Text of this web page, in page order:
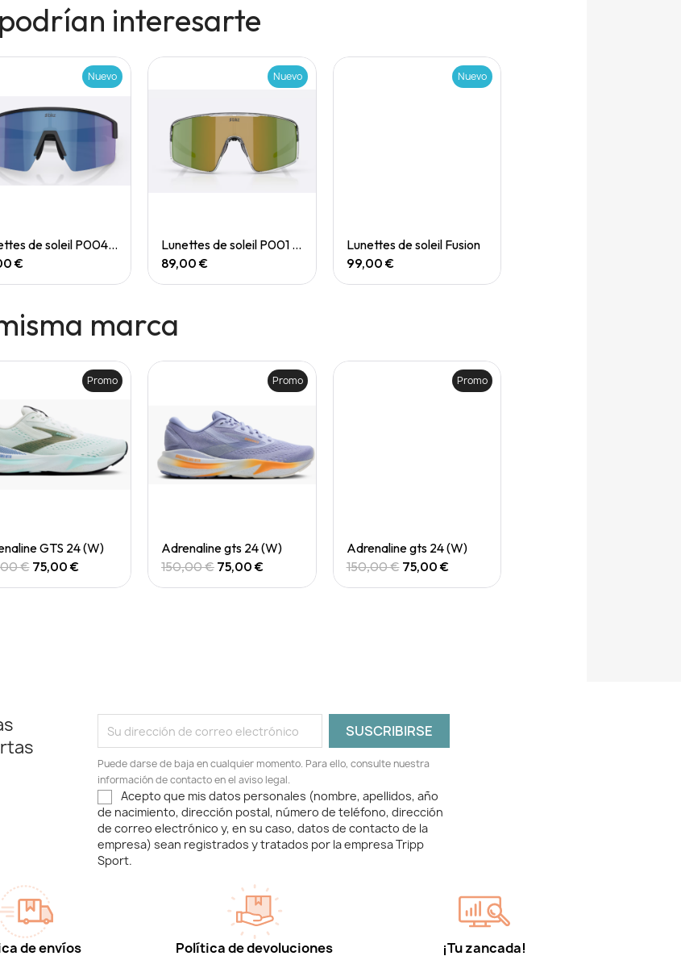
interesarte
Quick View
Nuevo
Lunettes de soleil P004 Small
€
Quick View
Nuevo
Lunettes de soleil P001 Small
89,00 €
Quick View
Nuevo
Lunettes de soleil Fusion
99,00 €
marca
Quick View
Promo
GTS 24 (W)
€ 75,00 €
Quick View
Promo
Adrenaline gts 24 (W)
150,00 € 75,00 €
Quick View
Promo
Adrenaline gts 24 (W)
150,00 € 75,00 €
Puede darse de baja en cualquier momento. Para ello, consulte nuestra
información de contacto en el aviso legal.
Acepto que mis datos personales (nombre, apellidos, año
de nacimiento, dirección postal, número de teléfono, dirección
de correo electrónico y, en su caso, datos de contacto de la
empresa) sean registrados y tratados por la empresa Tripp
Sport.
de envíos Política de devoluciones ¡Tu zancada!